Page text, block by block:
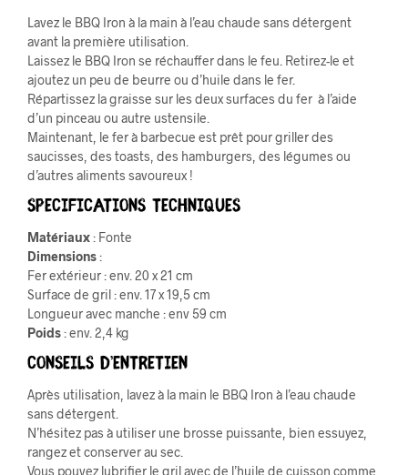
Lavez le BBQ Iron à la main à l’eau chaude sans détergent
avant la première utilisation.
Laissez le BBQ Iron se réchauffer dans le feu. Retirez-le et
ajoutez un peu de beurre ou d’huile dans le fer.
Répartissez la graisse sur les deux surfaces du fer à l’aide
d’un pinceau ou autre ustensile.
Maintenant, le fer à barbecue est prêt pour griller des
saucisses, des toasts, des hamburgers, des légumes ou
d’autres aliments savoureux !
Specifications techniques
Matériaux: Fonte
Dimensions:
Fer extérieur : env. 20 x 21 cm
Surface de gril : env. 17 x 19,5 cm
Longueur avec manche : env 59 cm
Poids: env. 2,4 kg
Conseils d’entretien
Après utilisation, lavez à la main le BBQ Iron à l’eau chaude
sans détergent.
N’hésitez pas à utiliser une brosse puissante, bien essuyez,
rangez et conserver au sec.
Vous pouvez lubrifier le gril avec de l’huile de cuisson comme